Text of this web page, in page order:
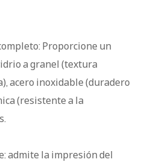
Proporcione un
a granel (textura
acero inoxidable (duradero
(resistente a la
admite la impresión del